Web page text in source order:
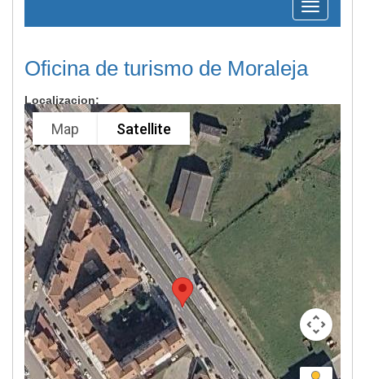
Toggle
navigation
Oficina de turismo de Moraleja
Localizacion:
Map Satellite